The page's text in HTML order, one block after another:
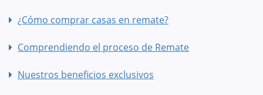
¿Cómo comprar casas en remate?
Comprendiendo el proceso de Remate
Nuestros beneficios exclusivos